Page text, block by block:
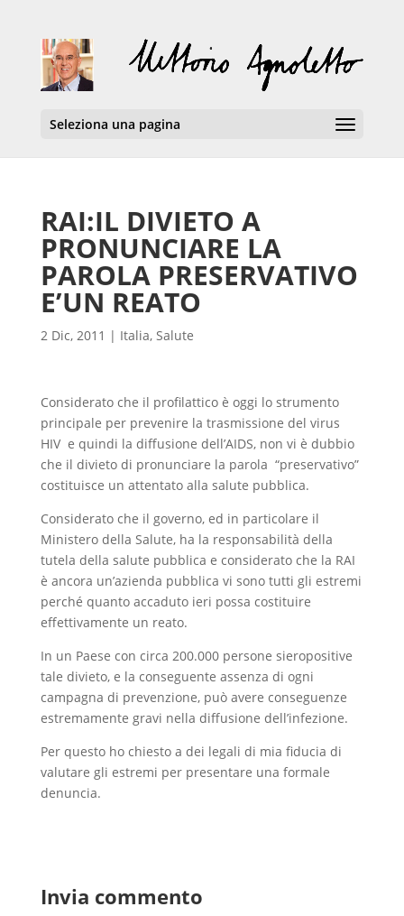
Seleziona una pagina
RAI:IL DIVIETO A
PRONUNCIARE LA
PAROLA PRESERVATIVO
E’UN REATO
2 Dic, 2011 | Italia, Salute
Considerato che il profilattico è oggi lo strumento
principale per prevenire la trasmissione del virus
HIV e quindi la diffusione dell’AIDS, non vi è dubbio
che il divieto di pronunciare la parola “preservativo”
costituisce un attentato alla salute pubblica.
Considerato che il governo, ed in particolare il
Ministero della Salute, ha la responsabilità della
tutela della salute pubblica e considerato che la RAI
è ancora un’azienda pubblica vi sono tutti gli estremi
perché quanto accaduto ieri possa costituire
effettivamente un reato.
In un Paese con circa 200.000 persone sieropositive
tale divieto, e la conseguente assenza di ogni
campagna di prevenzione, può avere conseguenze
estremamente gravi nella diffusione dell’infezione.
Per questo ho chiesto a dei legali di mia fiducia di
valutare gli estremi per presentare una formale
denuncia.
Invia commento